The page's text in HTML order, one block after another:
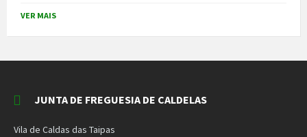
VER MAIS
JUNTA DE FREGUESIA DE CALDELAS
Vila de Caldas das Taipas